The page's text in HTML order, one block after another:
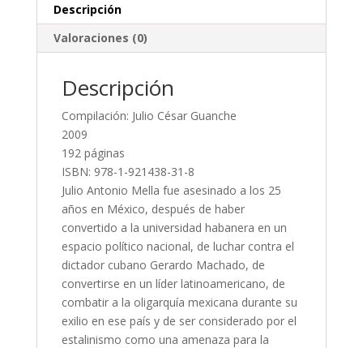
Descripción
Valoraciones (0)
Descripción
Compilación: Julio César Guanche
2009
192 páginas
ISBN: 978-1-921438-31-8
Julio Antonio Mella fue asesinado a los 25
años en México, después de haber
convertido a la universidad habanera en un
espacio político nacional, de luchar contra el
dictador cubano Gerardo Machado, de
convertirse en un líder latinoamericano, de
combatir a la oligarquía mexicana durante su
exilio en ese país y de ser considerado por el
estalinismo como una amenaza para la